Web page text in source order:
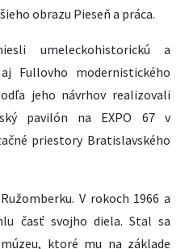
obrazu Pieseň a práca.
umeleckohistorickú a
Fullovho modernistického
jeho návrhov realizovali
pavilón na EXPO 67 v
priestory Bratislavského
V rokoch 1966 a
časť svojho diela. Stal sa
ktoré mu na základe